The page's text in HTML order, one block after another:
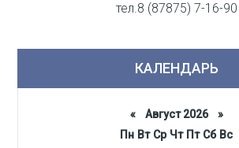
тел.8 (87875) 7-16-90
КАЛЕНДАРЬ
«Август 2026 »
Пн Вт Ср Чт Пт Сб Вс